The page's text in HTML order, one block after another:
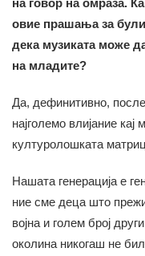
на говор на омраза.
овие прашања за
дека музиката може
на младите?
Да, дефинитивно,
најголемо влијание
културолошката
Нашата генерација е
ние сме деца што
војна и голем број
околина никогаш не